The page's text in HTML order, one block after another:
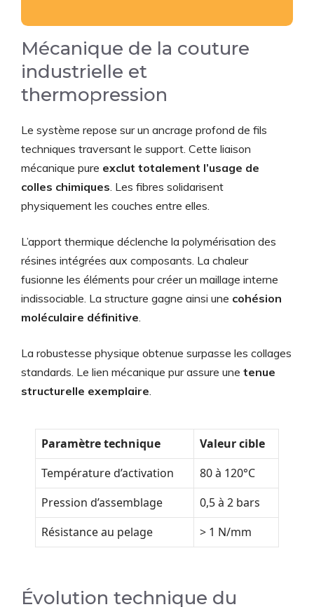
Mécanique de la couture
industrielle et
thermopression
Le système repose sur un ancrage profond de fils
techniques traversant le support. Cette liaison
mécanique pure exclut totalement l’usage de
colles chimiques. Les fibres solidarisent
physiquement les couches entre elles.
L’apport thermique déclenche la polymérisation des
résines intégrées aux composants. La chaleur
fusionne les éléments pour créer un maillage interne
indissociable. La structure gagne ainsi une cohésion
moléculaire définitive.
La robustesse physique obtenue surpasse les collages
standards. Le lien mécanique pur assure une tenue
structurelle exemplaire.
Paramètre technique
Valeur cible
Température d’activation
80 à 120°C
Pression d’assemblage
0,5 à 2 bars
Résistance au pelage
> 1 N/mm
Évolution technique du